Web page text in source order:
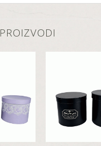
Dodaj
u
listu